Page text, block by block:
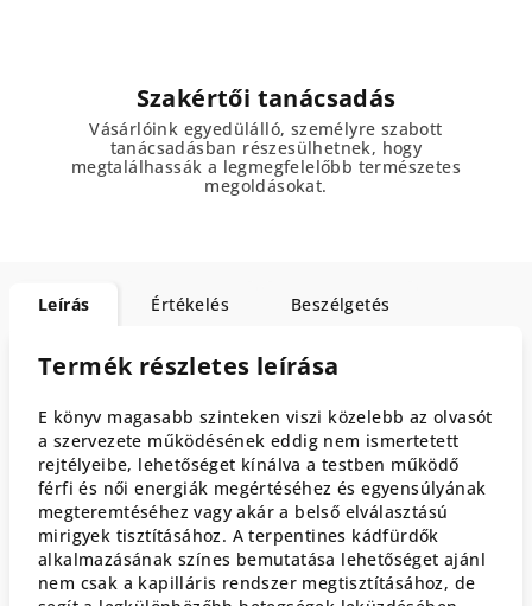
Szakértői tanácsadás
Vásárlóink egyedülálló, személyre szabott
tanácsadásban részesülhetnek, hogy
megtalálhassák a legmegfelelőbb természetes
megoldásokat.
Leírás Értékelés Beszélgetés
Termék részletes leírása
E könyv magasabb szinteken viszi közelebb az olvasót
a szervezete működésének eddig nem ismertetett
rejtélyeibe, lehetőséget kínálva a testben működő
férfi és női energiák megértéséhez és egyensúlyának
megteremtéséhez vagy akár a belső elválasztású
mirigyek tisztításához. A terpentines kádfürdők
alkalmazásának színes bemutatása lehetőséget ajánl
nem csak a kapilláris rendszer megtisztításához, de